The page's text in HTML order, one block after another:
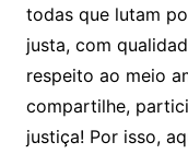
todas que lutam
justa, com
respeito ao meio
compartilhe,
justiça! Por isso,